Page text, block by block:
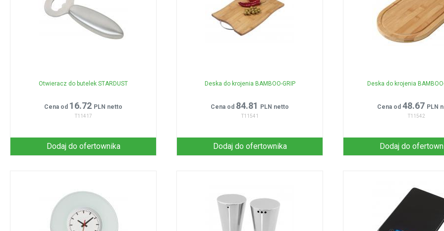
Otwieracz do butelek STARDUST
Cena od 16.72 PLN netto
T11417
Dodaj do ofertownika
Deska do krojenia BAMBOO-GRIP
Cena od 84.81 PLN netto
T11541
Dodaj do ofertownika
Deska do krojenia
Cena od 48.67 PLN
T11542
Dodaj do